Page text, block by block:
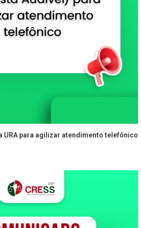
URA para agilizar atendimento telefônico